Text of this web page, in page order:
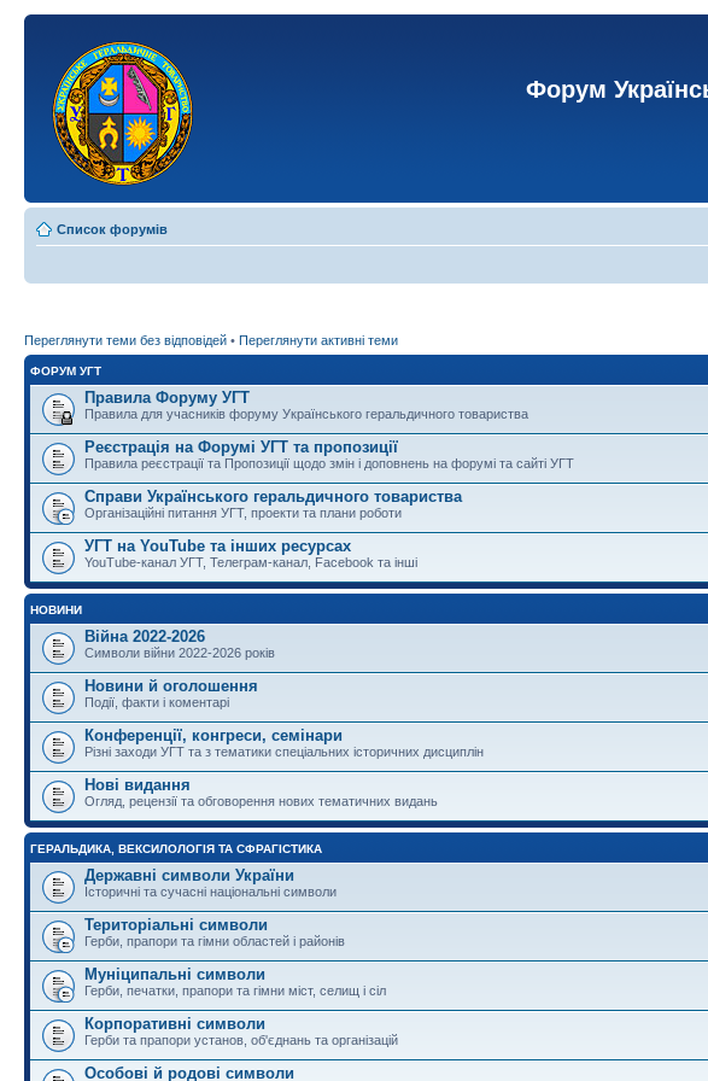
Форум
Список форумів
Переглянути теми без відповідей • Переглянути активні теми
ФОРУМ УГТ
Правила Форуму УГТ
Правила для учасників форуму Українського геральдичного товариства
Реєстрація на Форумі УГТ та пропозиції
Правила реєстрації та Пропозиції щодо змін і доповнень на форумі та сайті УГТ
Справи Українського геральдичного товариства
Організаційні питання УГТ, проекти та плани роботи
УГТ на YouTube та інших ресурсах
YouTube-канал УГТ, Телеграм-канал, Facebook та інші
НОВИНИ
Війна 2022-2026
Символи війни 2022-2026 років
Новини й оголошення
Події, факти і коментарі
Конференції, конгреси, семінари
Різні заходи УГТ та з тематики спеціальних історичних дисциплін
Нові видання
Огляд, рецензії та обговорення нових тематичних видань
ГЕРАЛЬДИКА, ВЕКСИЛОЛОГІЯ ТА СФРАГІСТИКА
Державні символи України
Історичні та сучасні національні символи
Територіальні символи
Герби, прапори та гімни областей і районів
Муніципальні символи
Герби, печатки, прапори та гімни міст, селищ і сіл
Корпоративні символи
Герби та прапори установ, об'єднань та організацій
Особові й родові символи